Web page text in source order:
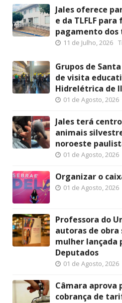
Jales oferece
e da TLFLF
pagamento
11 de Julho, 2026
Grupos de
de visita
Hidrelétrica de
01 de Agosto, 2026
Jales terá
animais
noroeste
01 de Agosto, 2026
Organizar o
01 de Agosto, 2026
Professora do
autoras de obra
mulher lançada
Deputados
01 de Agosto, 2026
Câmara aprova
cobrança de